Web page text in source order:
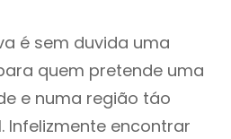
é sem duvida uma
quem pretende uma
e numa região táo
Infelizmente encontrar